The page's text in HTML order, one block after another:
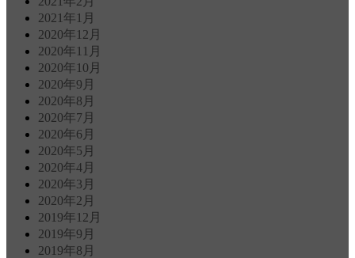
2021年1月
2020年12月
2020年11月
2020年10月
2020年9月
2020年8月
2020年7月
2020年6月
2020年5月
2020年4月
2020年3月
2020年2月
2019年12月
2019年9月
2019年8月